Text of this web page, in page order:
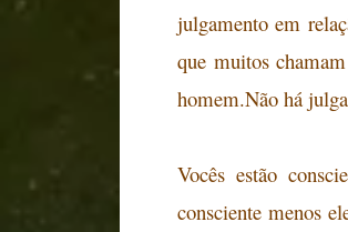
julgamento em
que muitos
homem.Não há
Vocês estão
consciente menos